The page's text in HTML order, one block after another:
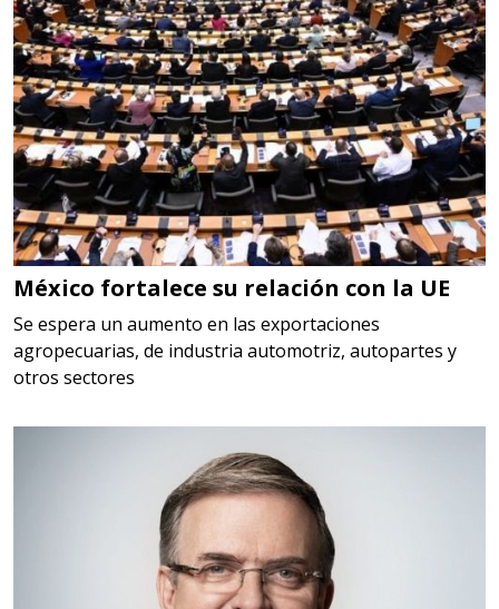
Aplicar al Requerimiento
Empresa en Jalisco
Requiere:
LOGÍSTICA
Especificaciones:
cualquiera
Aplicar al Requerimiento
Empresa en Querétaro
Requiere:
HERRAMIENTAS DE CORTE
Especificaciones:
HSS, CON RECUBRIMIENTO,
CARBURO, RIMAS, ENDMILLS,
BROCAS, LIMAS, ETC
México fortalece su relación con la UE
Se espera un aumento en las exportaciones
agropecuarias, de industria automotriz, autopartes y
otros sectores